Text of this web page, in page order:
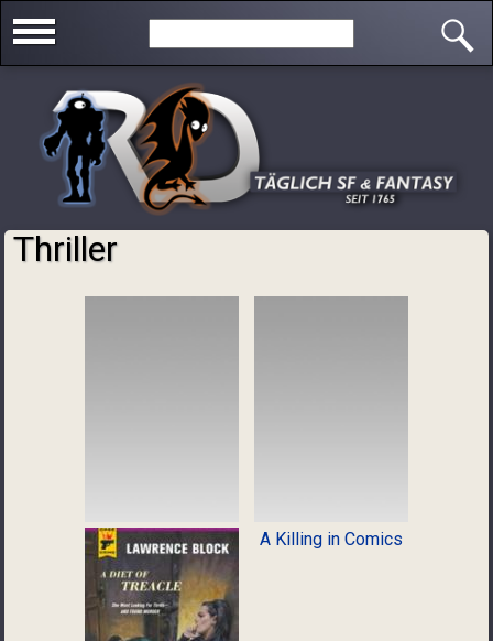
Sie sind hier
Thriller
A Killing in Comics